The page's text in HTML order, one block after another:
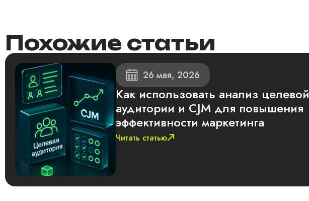
Похожие статьи
26 мая, 2026
Как использовать анализ целевой
аудитории и CJM для повышения
эффективности маркетинга
Читать статью